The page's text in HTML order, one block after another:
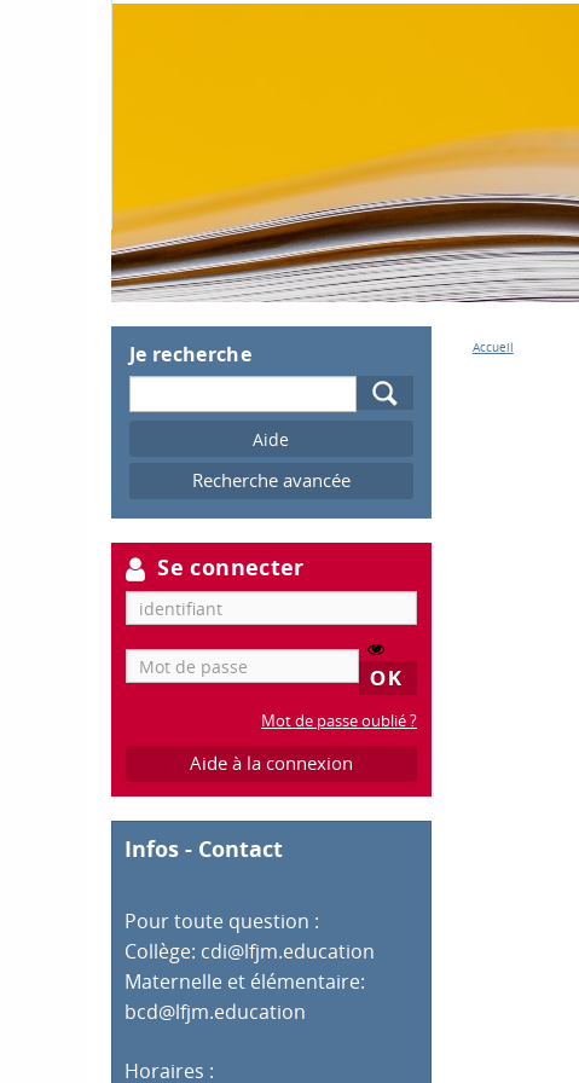
Je recherche
Recherche
Recherche avancée
Se connecter
Mot de passe oublié ?
Aide à la connexion
Infos - Contact
Pour toute question :
Collège: cdi@lfjm.education
Maternelle et élémentaire:
bcd@lfjm.education
Horaires :
Accueil